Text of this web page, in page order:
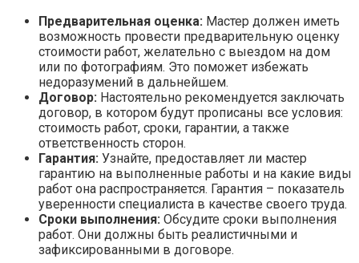
Предварительная оценка: Мастер должен иметь
возможность провести предварительную оценку
стоимости работ, желательно с выездом на дом
или по фотографиям. Это поможет избежать
недоразумений в дальнейшем.
Договор: Настоятельно рекомендуется заключать
договор, в котором будут прописаны все условия:
стоимость работ, сроки, гарантии, а также
ответственность сторон.
Гарантия: Узнайте, предоставляет ли мастер
гарантию на выполненные работы и на какие виды
работ она распространяется. Гарантия – показатель
уверенности специалиста в качестве своего труда.
Сроки выполнения: Обсудите сроки выполнения
работ. Они должны быть реалистичными и
зафиксированными в договоре.